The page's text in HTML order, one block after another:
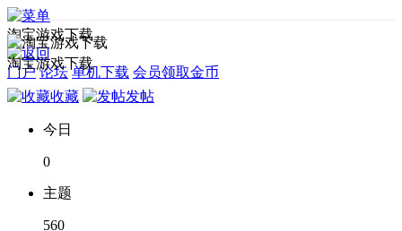
淘宝游戏下载
门户 论坛 单机下载 会员领取金币
淘宝游戏下载
收藏 发帖
今日
0
主题
560